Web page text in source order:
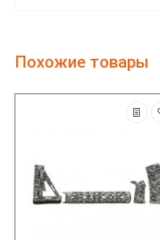
Похожие товары